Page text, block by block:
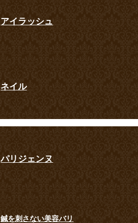
アイラッシュ
ネイル
パリジェンヌ
鍼を刺さない美容バリ